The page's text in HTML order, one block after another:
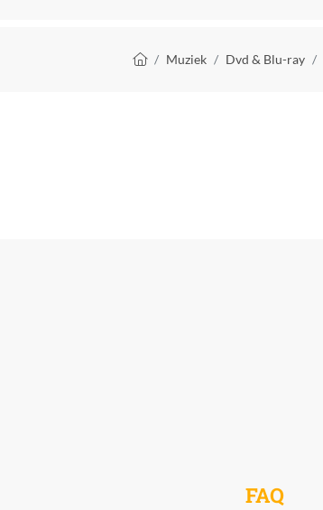
Kruimelpad
Muziek Dvd & Blu-ray
FAQ